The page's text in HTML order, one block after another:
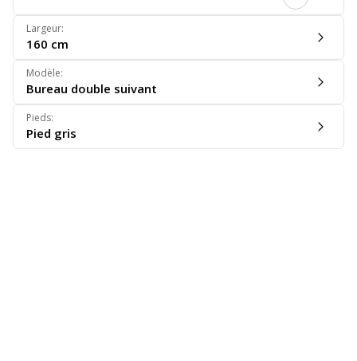
Largeur:
160 cm
Modèle:
Bureau double suivant
Pieds:
Pied gris